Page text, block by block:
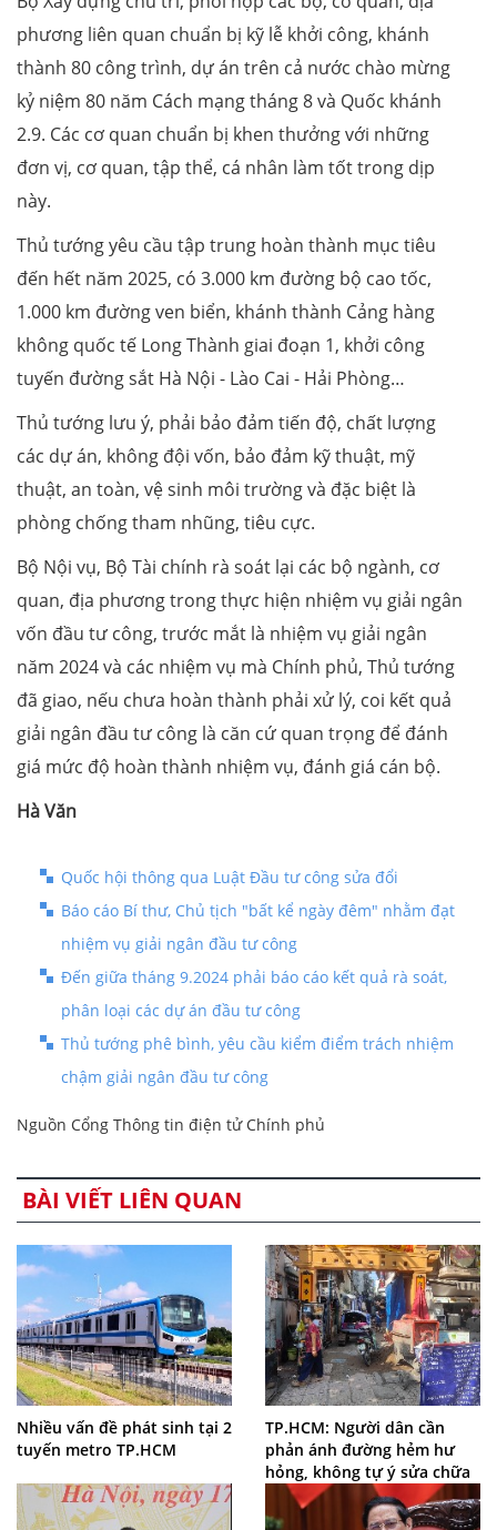
phương liên quan chuẩn bị kỹ lễ khởi công, khánh
thành 80 công trình, dự án trên cả nước chào mừng
kỷ niệm 80 năm Cách mạng tháng 8 và Quốc khánh
2.9. Các cơ quan chuẩn bị khen thưởng với những
đơn vị, cơ quan, tập thể, cá nhân làm tốt trong dịp
này.
Thủ tướng yêu cầu tập trung hoàn thành mục tiêu
đến hết năm 2025, có 3.000 km đường bộ cao tốc,
1.000 km đường ven biển, khánh thành Cảng hàng
không quốc tế Long Thành giai đoạn 1, khởi công
tuyến đường sắt Hà Nội - Lào Cai - Hải Phòng…
Thủ tướng lưu ý, phải bảo đảm tiến độ, chất lượng
các dự án, không đội vốn, bảo đảm kỹ thuật, mỹ
thuật, an toàn, vệ sinh môi trường và đặc biệt là
phòng chống tham nhũng, tiêu cực.
Bộ Nội vụ, Bộ Tài chính rà soát lại các bộ ngành, cơ
quan, địa phương trong thực hiện nhiệm vụ giải ngân
vốn đầu tư công, trước mắt là nhiệm vụ giải ngân
năm 2024 và các nhiệm vụ mà Chính phủ, Thủ tướng
đã giao, nếu chưa hoàn thành phải xử lý, coi kết quả
giải ngân đầu tư công là căn cứ quan trọng để đánh
giá mức độ hoàn thành nhiệm vụ, đánh giá cán bộ.
Hà Văn
Quốc hội thông qua Luật Đầu tư công sửa đổi
Báo cáo Bí thư, Chủ tịch "bất kể ngày đêm" nhằm đạt
nhiệm vụ giải ngân đầu tư công
Đến giữa tháng 9.2024 phải báo cáo kết quả rà soát,
phân loại các dự án đầu tư công
Thủ tướng phê bình, yêu cầu kiểm điểm trách nhiệm
chậm giải ngân đầu tư công
Nguồn Cổng Thông tin điện tử Chính phủ
BÀI VIẾT LIÊN QUAN
Nhiều vấn đề phát sinh tại 2
tuyến metro TP.HCM
TP.HCM: Người dân cần
phản ánh đường hẻm hư
hỏng, không tự ý sửa chữa